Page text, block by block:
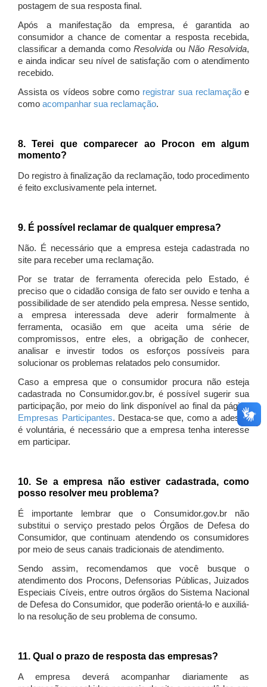
postagem de sua resposta final.
Após a manifestação da empresa, é garantida ao
consumidor a chance de comentar a resposta recebida,
classificar a demanda comoResolvida ouNão Resolvida,
e ainda indicar seu nível de satisfação com o atendimento
recebido.
Assista os vídeos sobre como registrar sua reclamaçãoe
como acompanhar sua reclamação.
8. Terei que comparecer ao Procon em algum
momento?
Do registro à finalização da reclamação, todo procedimento
é feito exclusivamente pela internet.
9. É possível reclamar de qualquer empresa?
Não. É necessário que a empresa esteja cadastrada no
site para receber uma reclamação.
Por se tratar de ferramenta oferecida pelo Estado, é
preciso que o cidadão consiga de fato ser ouvido e tenha a
possibilidade de ser atendido pela empresa. Nesse sentido,
a empresa interessada deve aderir formalmente à
ferramenta, ocasião em que aceita uma série de
compromissos, entre eles, a obrigação de conhecer,
analisar e investir todos os esforços possíveis para
solucionar os problemas relatados pelo consumidor.
Caso a empresa que o consumidor procura não esteja
cadastrada no Consumidor.gov.br, é possível sugerir sua
participação, por meio do link disponível ao final da página
Empresas Participantes. Destaca-se que, como a adesão
é voluntária, é necessário que a empresa tenha interesse
em participar.
10. Se a empresa não estiver cadastrada, como
posso resolver meu problema?
É importante lembrar que o Consumidor.gov.br não
substitui o serviço prestado pelos Órgãos de Defesa do
Consumidor, que continuam atendendo os consumidores
por meio de seus canais tradicionais de atendimento.
Sendo assim, recomendamos que você busque o
atendimento dos Procons, Defensorias Públicas, Juizados
Especiais Cíveis, entre outros órgãos do Sistema Nacional
de Defesa do Consumidor, que poderão orientá-lo e auxiliá-
lo na resolução de seu problema de consumo.
11. Qual o prazo de resposta das empresas?
A empresa deverá acompanhar diariamente as